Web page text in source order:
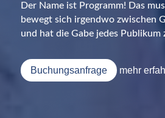
Der Name ist Programm! Das
bewegt sich irgendwo zwischen
und hat die Gabe jedes Publikum
Buchungsanfrage mehr